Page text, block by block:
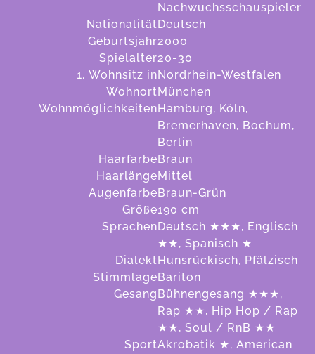
Nachwuchsschauspieler
NationalitätDeutsch
Geburtsjahr2000
Spielalter20-30
1. Wohnsitz inNordrhein-Westfalen
WohnortMünchen
WohnmöglichkeitenHamburg, Köln,
Bremerhaven, Bochum,
Berlin
HaarfarbeBraun
HaarlängeMittel
AugenfarbeBraun-Grün
Größe190 cm
SprachenDeutsch ★★★, Englisch
★★, Spanisch ★
DialektHunsrückisch, Pfälzisch
StimmlageBariton
GesangBühnengesang ★★★,
Rap ★★, Hip Hop / Rap
★★, Soul / RnB ★★
SportAkrobatik ★, American